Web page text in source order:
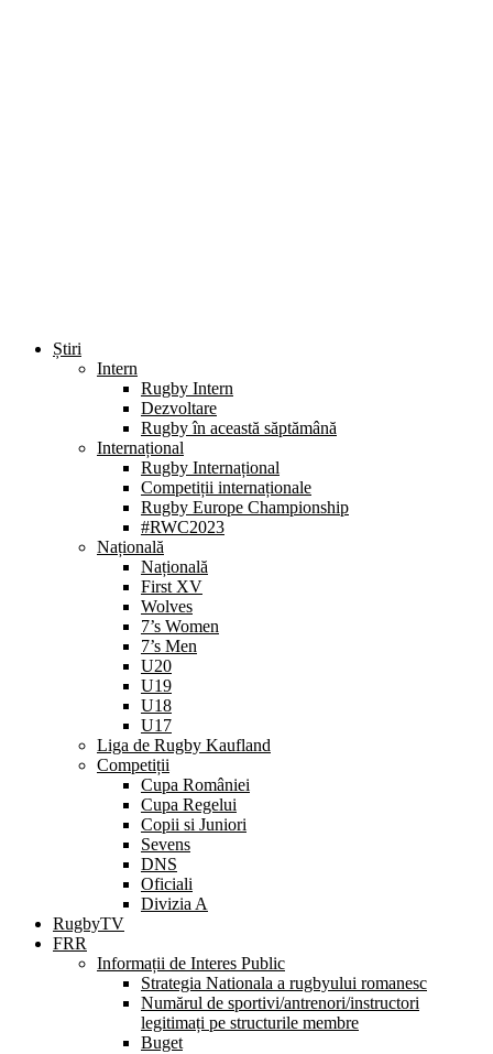
Știri
Intern
Rugby Intern
Dezvoltare
Rugby în această săptămână
Internațional
Rugby Internațional
Competiții internaționale
Rugby Europe Championship
#RWC2023
Națională
Națională
First XV
Wolves
7’s Women
7’s Men
U20
U19
U18
U17
Liga de Rugby Kaufland
Competiții
Cupa României
Cupa Regelui
Copii si Juniori
Sevens
DNS
Oficiali
Divizia A
RugbyTV
FRR
Informații de Interes Public
Strategia Nationala a rugbyului romanesc
Numărul de sportivi/antrenori/instructori
legitimați pe structurile membre
Buget